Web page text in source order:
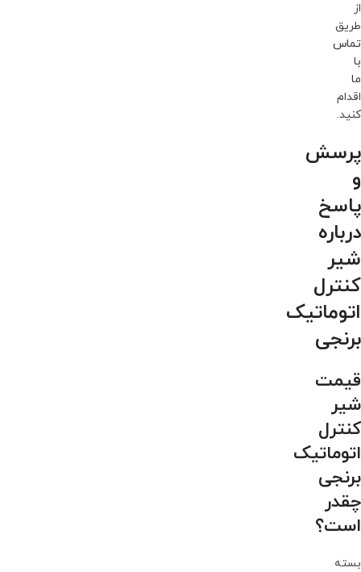
از
طریق
تماس
با
ما
اقدام
کنید.
پرسش
و
پاسخ
درباره
شیر
کنترل
اتوماتیک
برنجی
قیمت
شیر
کنترل
اتوماتیک
برنجی
چقدر
است؟
بسته